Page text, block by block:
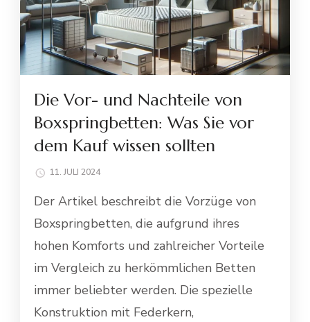
Die Vor- und Nachteile von
Boxspringbetten: Was Sie vor
dem Kauf wissen sollten
11. JULI 2024
Der Artikel beschreibt die Vorzüge von
Boxspringbetten, die aufgrund ihres
hohen Komforts und zahlreicher Vorteile
im Vergleich zu herkömmlichen Betten
immer beliebter werden. Die spezielle
Konstruktion mit Federkern,